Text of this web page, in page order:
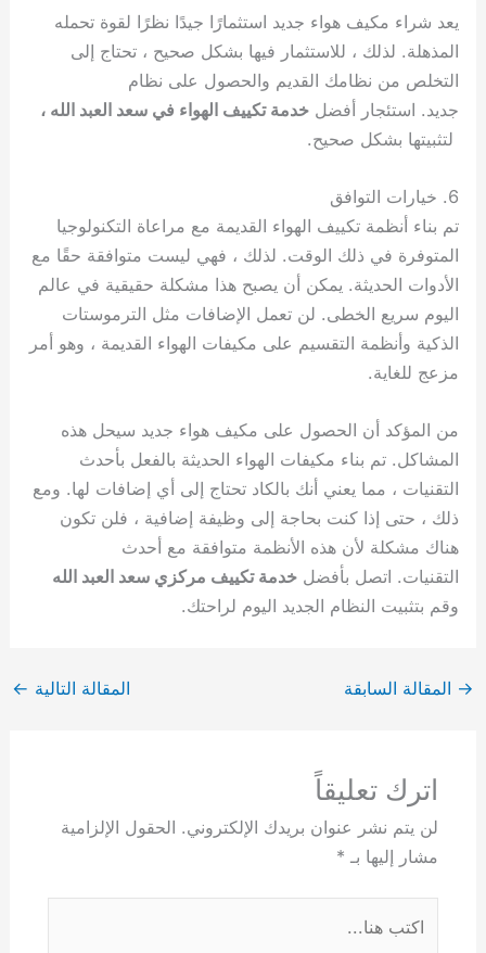
يعد شراء مكيف هواء جديد استثمارًا جيدًا نظرًا لقوة تحمله
المذهلة. لذلك ، للاستثمار فيها بشكل صحيح ، تحتاج إلى
التخلص من نظامك القديم والحصول على نظام
جديد. استئجار أفضلخدمة تكييف الهواء في سعد العبد الله ،
لتثبيتها بشكل صحيح.
6. خيارات التوافق
تم بناء أنظمة تكييف الهواء القديمة مع مراعاة التكنولوجيا
المتوفرة في ذلك الوقت. لذلك ، فهي ليست متوافقة حقًا مع
الأدوات الحديثة. يمكن أن يصبح هذا مشكلة حقيقية في عالم
اليوم سريع الخطى. لن تعمل الإضافات مثل الترموستات
الذكية وأنظمة التقسيم على مكيفات الهواء القديمة ، وهو أمر
مزعج للغاية.
من المؤكد أن الحصول على مكيف هواء جديد سيحل هذه
المشاكل. تم بناء مكيفات الهواء الحديثة بالفعل بأحدث
التقنيات ، مما يعني أنك بالكاد تحتاج إلى أي إضافات لها. ومع
ذلك ، حتى إذا كنت بحاجة إلى وظيفة إضافية ، فلن تكون
هناك مشكلة لأن هذه الأنظمة متوافقة مع أحدث
التقنيات. اتصل بأفضلخدمة تكييف مركزي سعد العبد الله
وقم بتثبيت النظام الجديد اليوم لراحتك.
→ المقالة السابقة المقالة التالية ←
اترك تعليقاً
لن يتم نشر عنوان بريدك الإلكتروني. الحقول الإلزامية
مشار إليها بـ *
هنا...